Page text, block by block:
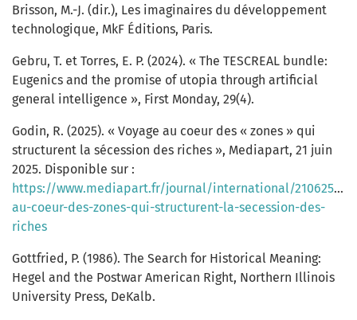
Brisson, M.-J. (dir.), Les imaginaires du développement
technologique, MkF Éditions, Paris.
Gebru, T. et Torres, E. P. (2024). « The TESCREAL bundle:
Eugenics and the promise of utopia through artificial
general intelligence », First Monday, 29(4).
Godin, R. (2025). « Voyage au coeur des « zones » qui
structurent la sécession des riches », Mediapart, 21 juin
2025. Disponible sur :
https://www.mediapart.fr/journal/international/210625/
au-coeur-des-zones-qui-structurent-la-secession-des-
riches
Gottfried, P. (1986). The Search for Historical Meaning:
Hegel and the Postwar American Right, Northern Illinois
University Press, DeKalb.